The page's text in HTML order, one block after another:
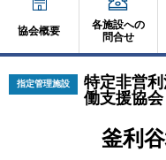
協会概要
各施設への
問合せ
特定非営
働支援協会
指定管理施設
釜利